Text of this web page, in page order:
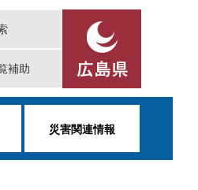
補助
災害関連情報